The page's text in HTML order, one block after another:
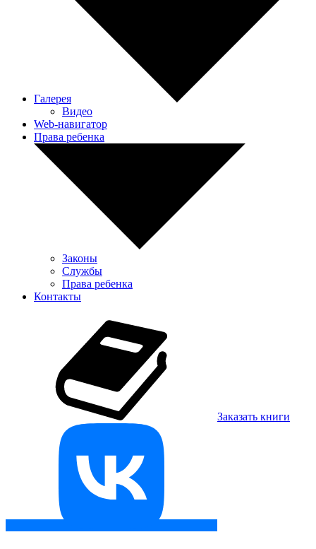
Галерея
Видео
Web-навигатор
Права ребенка
Законы
Службы
Права ребенка
Контакты
Заказать книги